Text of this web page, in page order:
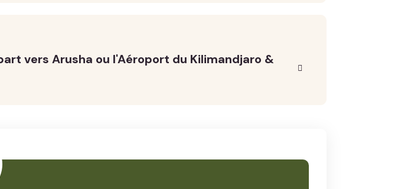
vers Arusha ou l'Aéroport du Kilimandjaro &